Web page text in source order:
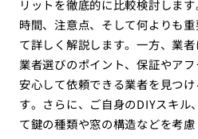
リットを徹底的に比較検討しま
時間、注意点、そして何よりも
て詳しく解説します。一方、業者
業者選びのポイント、保証やアフ
安心して依頼できる業者を見つ
す。さらに、ご自身のDIYスキル
て鍵の種類や窓の構造などを考